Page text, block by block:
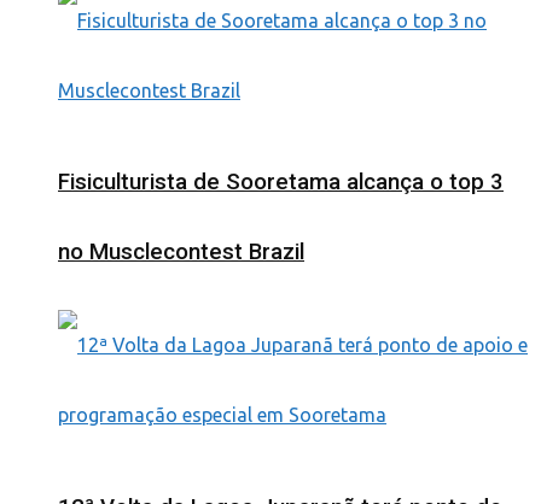
Fisiculturista de Sooretama alcança o top 3
no Musclecontest Brazil